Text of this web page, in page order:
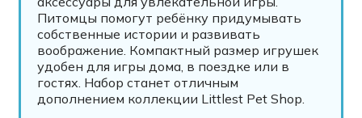
Питомцы помогут ребёнку придумывать
собственные истории и развивать
воображение. Компактный размер игрушек
удобен для игры дома, в поездке или в
гостях. Набор станет отличным
дополнением коллекции Littlest Pet Shop.